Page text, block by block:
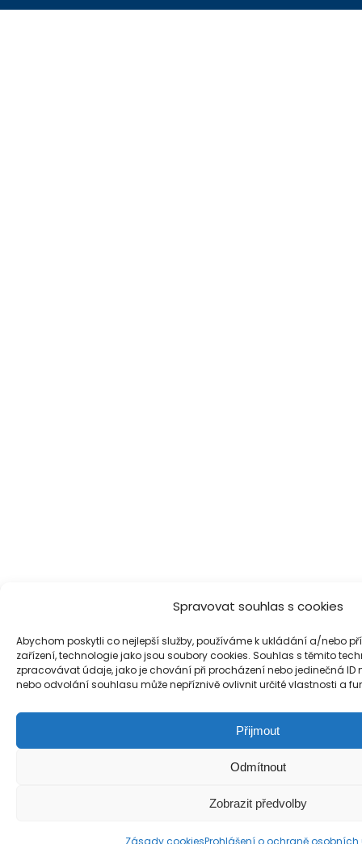
Spravovat souhlas s cookies
Abychom poskytli co nejlepší služby, používáme k ukládání a/nebo
zařízení, technologie jako jsou soubory cookies. Souhlas s těmito
zpracovávat údaje, jako je chování při procházení nebo jedinečná ID
nebo odvolání souhlasu může nepříznivě ovlivnit určité vlastnosti a
Přijmout
Odmítnout
Zobrazit předvolby
Zásady cookiesProhlášení o ochraně